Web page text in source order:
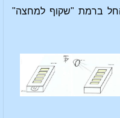
ברמת "שקוף למחצה"